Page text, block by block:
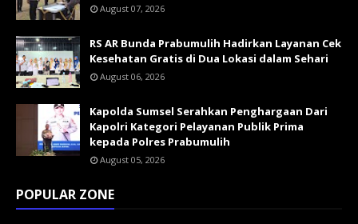
August 07, 2026
RS AR Bunda Prabumulih Hadirkan Layanan Cek
Kesehatan Gratis di Dua Lokasi dalam Sehari
August 06, 2026
Kapolda Sumsel Serahkan Penghargaan Dari
Kapolri Kategori Pelayanan Publik Prima
kepada Polres Prabumulih
August 05, 2026
POPULAR ZONE